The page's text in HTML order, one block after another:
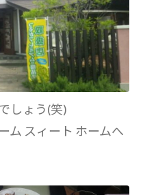
しょう(笑)
ム スィート ホームへ